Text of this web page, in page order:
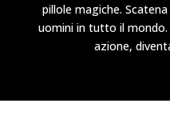
pillole magiche.
uomini in tutto il mondo.
azione,